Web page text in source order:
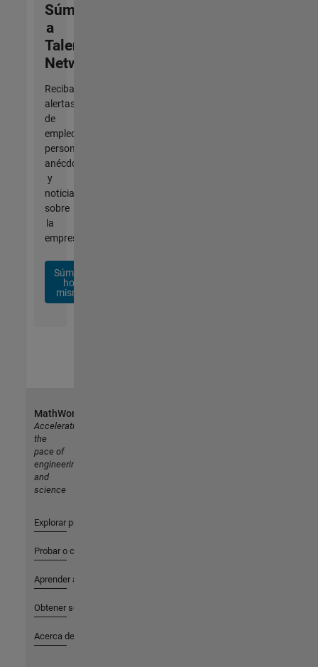
Súmese
a
Talent
Network
Reciba
alertas
de
empleo
personalizadas,
anécdotas
y
noticias
sobre
la
empresa.
Súmese
hoy
mismo
MathWorks
Accelerating
the
pace of
engineering
and
science
Explorar productos
Probar o comprar
Aprender a utilizar
Obtener soporte
Acerca de MathWorks